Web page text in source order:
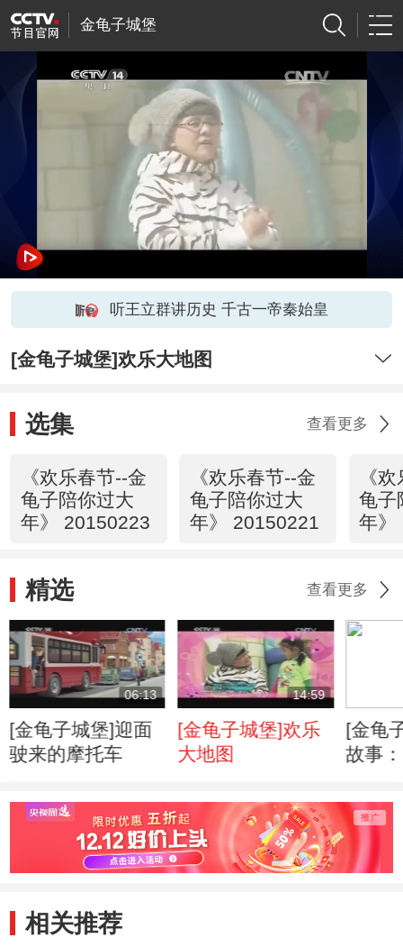
金龟子城堡
听王立群讲历史 千古一帝秦始皇
[金龟子城堡]欢乐大地图
选集 查看更多
《欢乐春节--金
龟子陪你过大
年》 20150223
《欢乐春节--金
龟子陪你过大
年》 20150221
《
龟子
年》
精选 查看更多
06:13
[金龟子城堡]迎面
驶来的摩托车
14:59
[金龟子城堡]欢乐
大地图
[金龟
故事
相关推荐